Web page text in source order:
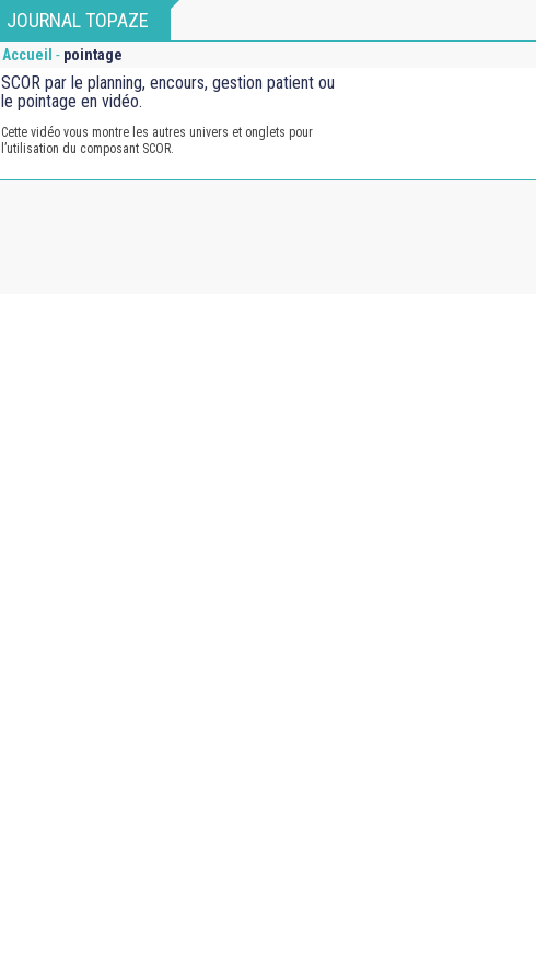
JOURNAL TOPAZE
Accueil - pointage
SCOR par le planning, encours, gestion patient ou
le pointage en vidéo.
Cette vidéo vous montre les autres univers et onglets pour
l’utilisation du composant SCOR.